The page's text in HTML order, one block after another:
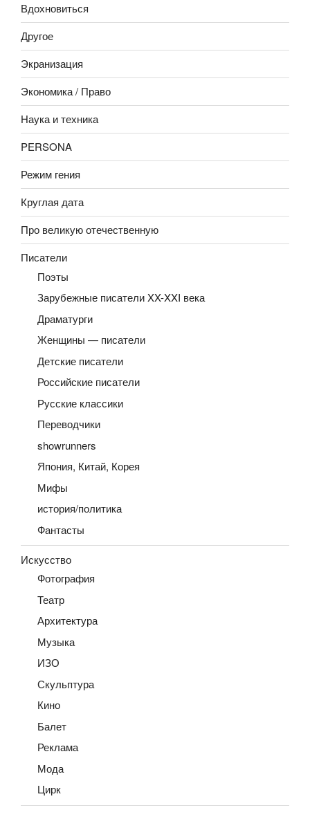
Вдохновиться
Другое
Экранизация
Экономика / Право
Наука и техника
PERSONA
Режим гения
Круглая дата
Про великую отечественную
Писатели
Поэты
Зарубежные писатели XX-XXI века
Драматурги
Женщины — писатели
Детские писатели
Российские писатели
Русские классики
Переводчики
showrunners
Япония, Китай, Корея
Мифы
история/политика
Фантасты
Искусство
Фотография
Театр
Архитектура
Музыка
ИЗО
Скульптура
Кино
Балет
Реклама
Мода
Цирк